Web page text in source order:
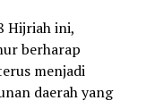
Hijriah ini,
berharap
menjadi
daerah yang